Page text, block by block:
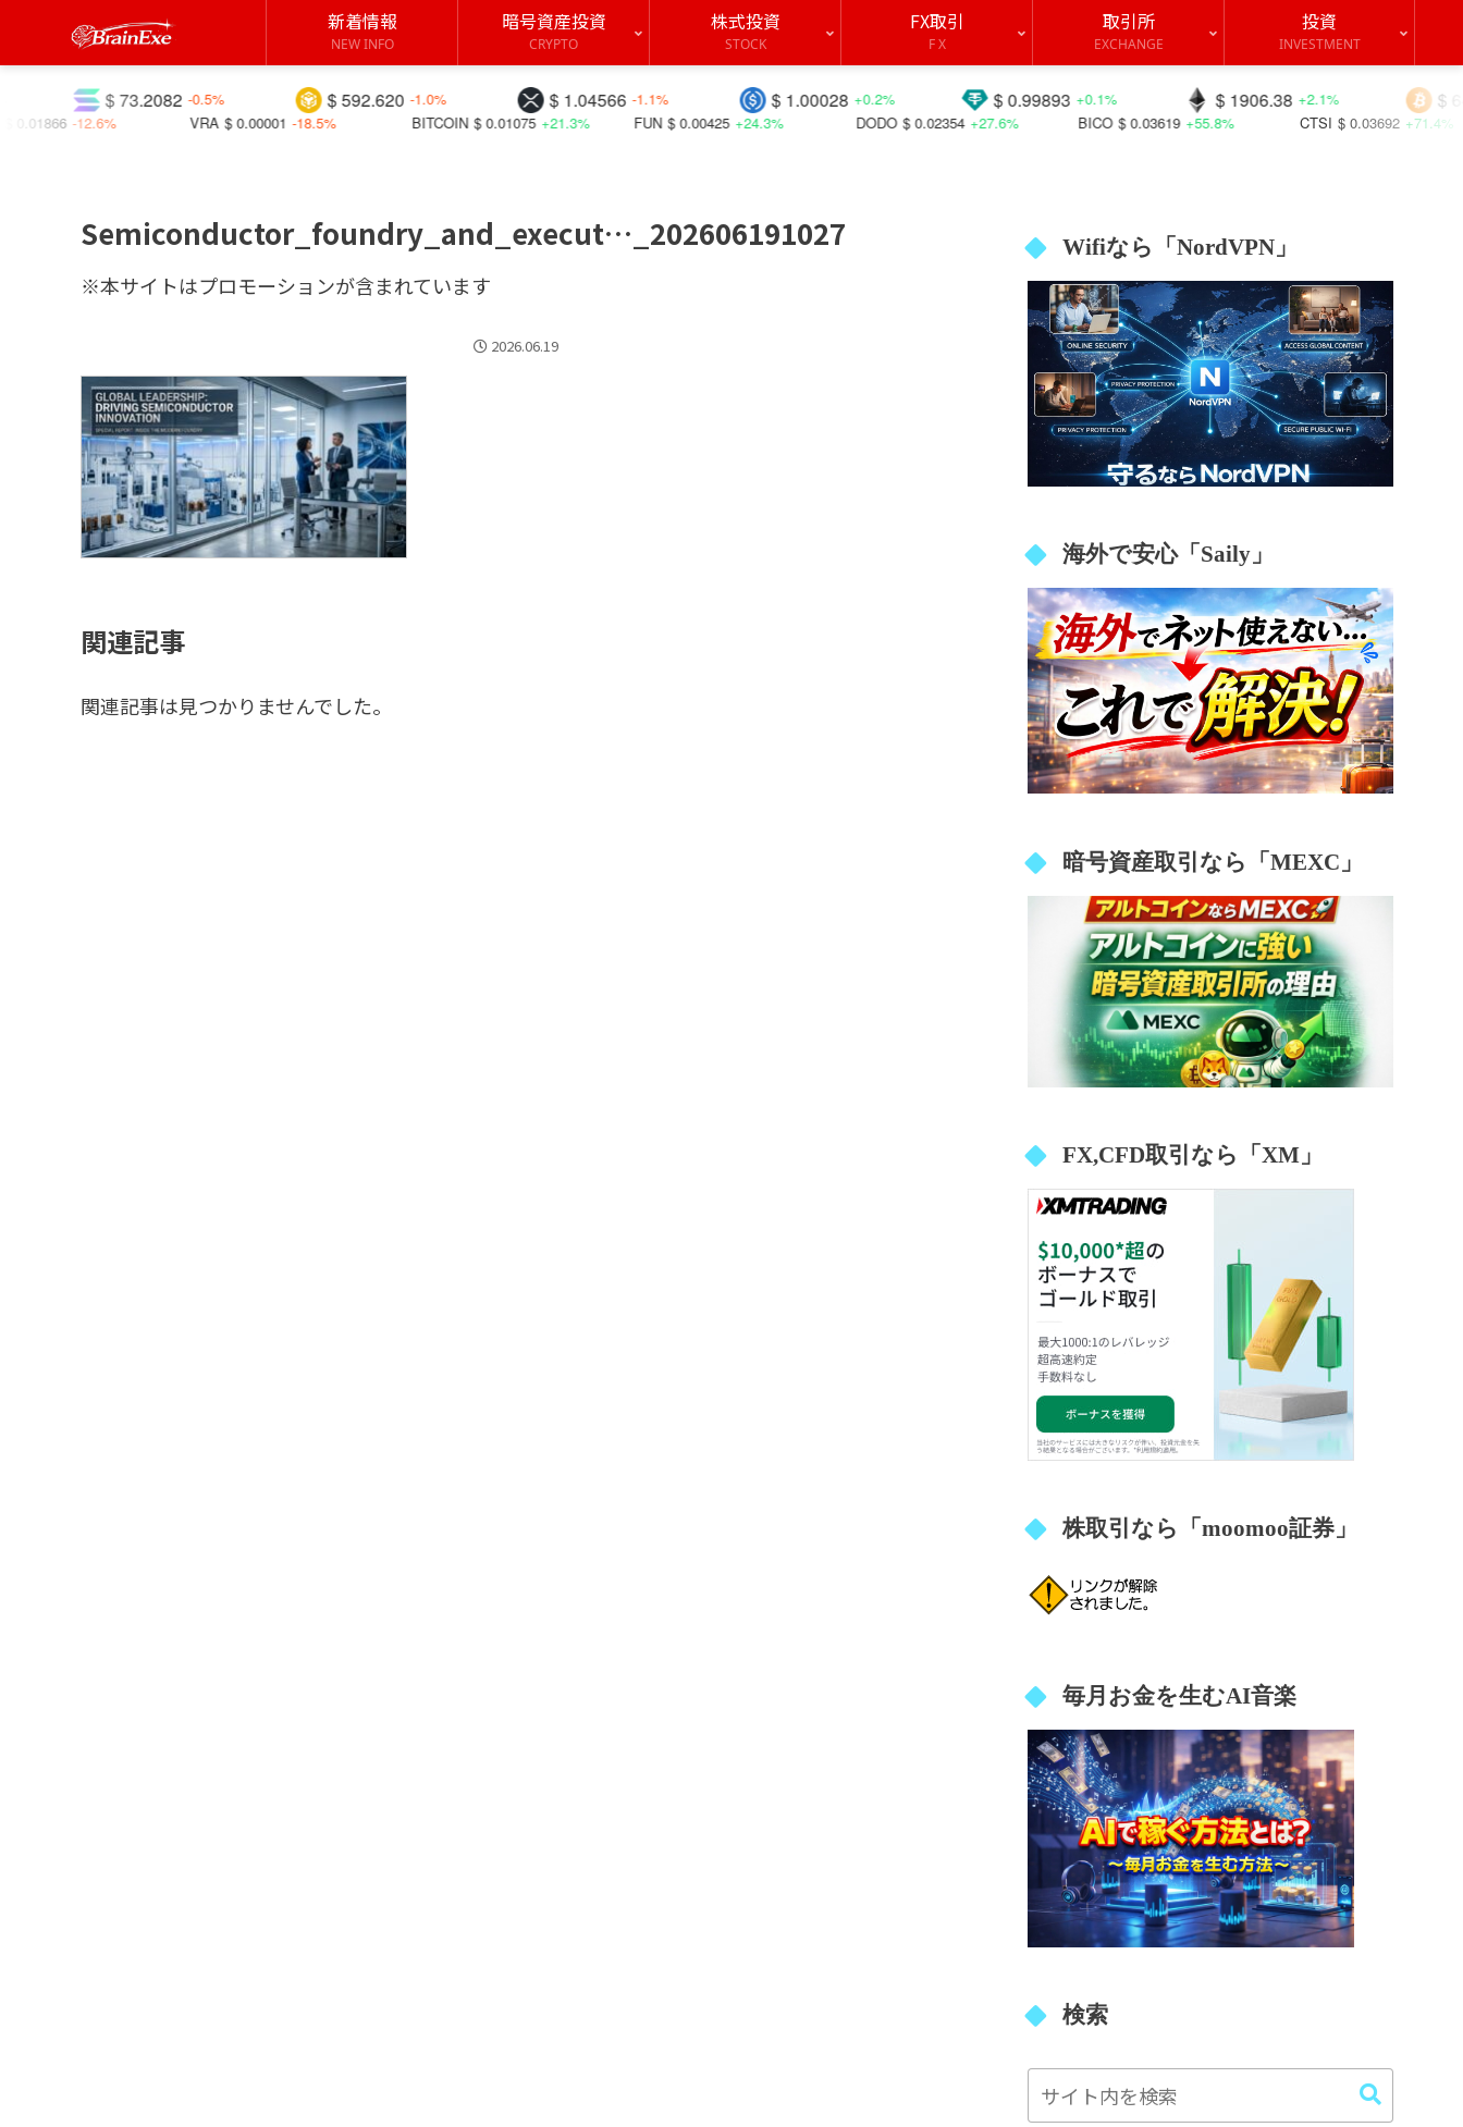
新着情報
NEW INFO
暗号資産投資
CRYPTO
株式投資
STOCK
FX取引
F X
取引所
EXCHANGE
投資
INVESTMENT
$ 64405.6
$ 1906.38 +2.1%
$ 0.99893 +0.1%
$ 1.00028 +0.2%
$ 1.04566 -1.1%
$ 592.620 -1.0%
$ 73.2082 -0.5%
CTSI
$ 0.03692 +71.4%
BICO $ 0.03619 +55.8%
DODO $ 0.02354 +27.6%
FUN $ 0.00425 +24.3%
BITCOIN $ 0.01075 +21.3%
VRA $ 0.00001 -18.5%
Semiconductor_foundry_and_execut…_202606191027
※本サイトはプロモーションが含まれています
2026.06.19
関連記事
関連記事は見つかりませんでした。
Wifiなら「NordVPN」
海外で安心「Saily」
暗号資産取引なら「MEXC」
FX,CFD取引なら「XM」
株取引なら「moomoo証券」
毎月お金を生むAI音楽
検索